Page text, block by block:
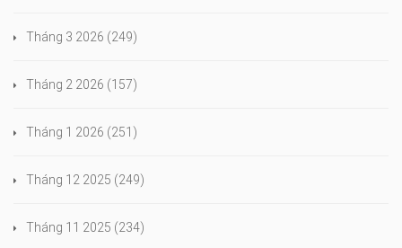
Tháng 3 2026 (249)
Tháng 2 2026 (157)
Tháng 1 2026 (251)
Tháng 12 2025 (249)
Tháng 11 2025 (234)